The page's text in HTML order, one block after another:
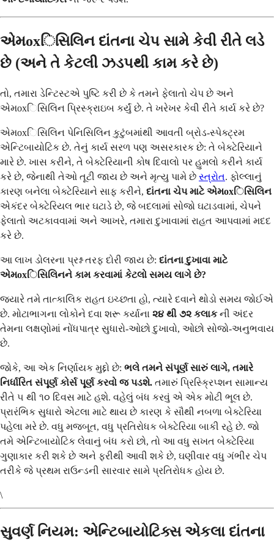
એમoxિસિલિન દાંતના ચેપ સામે કેવી રીતે લડે
છે (અને તે કેટલી ઝડપથી કામ કરે છે)
તો, તમારા ડેન્ટિસ્ટએ પુષ્ટિ કરી છે કે તમને ફેલાતો ચેપ છે અને
એમoxિસિલિન પ્રિસ્ક્રાઇબ કર્યું છે. તે ખરેખર કેવી રીતે કાર્ય કરે છે?
એમoxિસિલિન પેનિસિલિન કુટુંબમાંથી આવતી બ્રોડ-સ્પેક્ટ્રમ
એન્ટિબાયોટિક છે. તેનું કાર્ય સરળ પણ અસરકારક છે: તે બેક્ટેરિયાને
મારે છે. ખાસ કરીને, તે બેક્ટેરિયાની કોષ દિવાલો પર હુમલો કરીને કાર્ય
કરે છે, જેનાથી તેઓ તૂટી જાય છે અને મૃત્યુ પામે છે સ્ત્રોત. ફોલ્લાનું
કારણ બનેલા બેક્ટેરિયાને સાફ કરીને, દાંતના ચેપ માટે એમoxિસિલિન
એકંદર બેક્ટેરિયલ ભાર ઘટાડે છે, જે બદલામાં સોજો ઘટાડવામાં, ચેપને
ફેલાતો અટકાવવામાં અને આખરે, તમારા દુખાવામાં રાહત આપવામાં મદદ
કરે છે.
આ લાખ ડોલરના પ્રશ્ન તરફ દોરી જાય છે: દાંતના દુખાવા માટે
એમoxિસિલિનને કામ કરવામાં કેટલો સમય લાગે છે?
જ્યારે તમે તાત્કાલિક રાહત ઇચ્છતા હો, ત્યારે દવાને થોડો સમય જોઈએ
છે. મોટાભાગના લોકોને દવા શરૂ કર્યાના ૨૪ થી ૭૨ કલાકની અંદર
તેમના લક્ષણોમાં નોંધપાત્ર સુધારો-ઓછો દુખાવો, ઓછો સોજો-અનુભવાય
છે.
જોકે, આ એક નિર્ણાયક મુદ્દો છે: ભલે તમને સંપૂર્ણ સારું લાગે, તમારે
નિર્ધારિત સંપૂર્ણ કોર્સ પૂર્ણ કરવો જ પડશે. તમારું પ્રિસ્ક્રિપ્શન સામાન્ય
રીતે ૫ થી ૧૦ દિવસ માટે હશે. વહેલું બંધ કરવું એ એક મોટી ભૂલ છે.
પ્રારંભિક સુધારો એટલા માટે થાય છે કારણ કે સૌથી નબળા બેક્ટેરિયા
પહેલા મરે છે. વધુ મજબૂત, વધુ પ્રતિરોધક બેક્ટેરિયા બાકી રહે છે. જો
તમે એન્ટિબાયોટિક લેવાનું બંધ કરો છો, તો આ વધુ સખત બેક્ટેરિયા
ગુણાકાર કરી શકે છે અને ફરીથી આવી શકે છે, ઘણીવાર વધુ ગંભીર ચેપ
તરીકે જે પ્રથમ રાઉન્ડની સારવાર સામે પ્રતિરોધક હોય છે.
\
સુવર્ણ નિયમ: એન્ટિબાયોટિક્સ એકલા દાંતના